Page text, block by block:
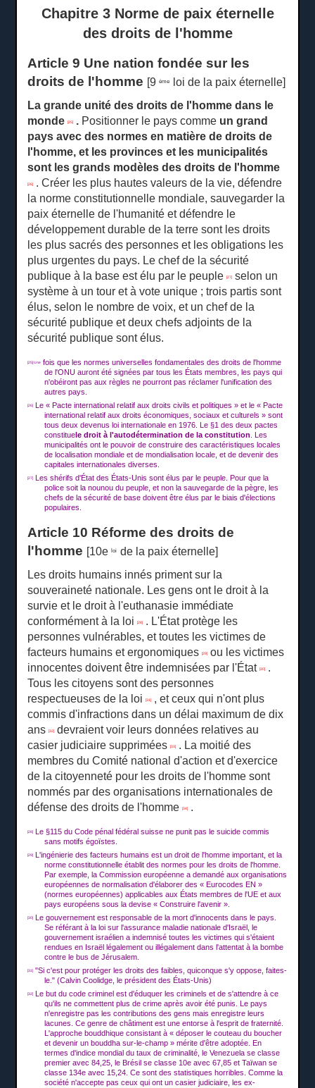
Chapitre 3 Norme de paix éternelle
des droits de l'homme
Article 9 Une nation fondée sur les
droits de l'homme [9ème
loi de la paix éternelle]
La grande unité des droits de l'homme dans le
monde[25] . Positionner le pays comme ungrand
pays avec des normes en matière de droits de
l'homme, et les provinces et les municipalités
sont les grands modèles des droits de l'homme
[26] .Créer les plus hautes valeurs de la vie, défendre
la norme constitutionnelle mondiale, sauvegarder la
paix éternelle de l'humanité et défendre le
développement durable de la terre sont les droits
les plus sacrés des personnes et les obligations les
plus urgentes du pays. Le chef de la sécurité
publique à la base est élu par le peuple[27]
selon un
système à un tour et à vote unique ;trois partis sont
élus, selon le nombre de voix, et un chef de la
sécurité publique et deux chefs adjoints de la
sécurité publique sont élus.
[25] Une fois que les normes universelles fondamentales des droits de l'homme
de l'ONU auront été signées par tous les États membres, les pays qui
n'obéiront pas aux règles ne pourront pas réclamer l'unification des
autres pays.
[26]
Le « Pacte international relatif aux droits civils et politiques » et le « Pacte
international relatif aux droits économiques, sociaux et culturels » sont
tous deux devenus loi internationale en 1976. Le §1 des deux pactes
constituele droit à l'autodétermination de la constitution .Les
municipalités ont le pouvoir de construire des caractéristiques locales
de localisation mondiale et de mondialisation locale, et de devenir des
capitales internationales diverses.
[27] Les shérifs d'État des États-Unis sont élus par le peuple.Pour que la
police soit la nounou du peuple, et non la sauvegarde de la pègre, les
chefs de la sécurité de base doivent être élus par le biais d'élections
populaires.
Article 10 Réforme des droits de
l'homme [10eloi
de la paix éternelle]
Les droits humains innés priment sur la
souveraineté nationale. Les gens ont le droit à la
survie et le droit à l'euthanasie immédiate
conformément à la loi[28] . L'État protège les
personnes vulnérables, et toutes les victimes de
facteurs humains et ergonomiques[29]
ou les victimes
innocentes doivent être indemnisées par l'État[30]
.
Tous les citoyens sont des personnes
respectueuses de la loi[31]
, et ceux qui n'ont plus
commis d'infractions dans un délai maximum de dix
ans[32]
devraient voir leurs données relatives au
casier judiciaire supprimées[33] . La moitié des
membres du Comité national d'action et d'exercice
de la citoyenneté pour les droits de l'homme sont
nommés par des organisations internationales de
défense des droits de l'homme[34] .
[28]
Le §115 du Code pénal fédéral suisse ne punit pas le suicide commis
sans motifs égoïstes.
[29]
L'ingénierie des facteurs humains est un droit de l'homme important, et la
norme constitutionnelle établit des normes pour les droits de l'homme.
Par exemple, la Commission européenne a demandé aux organisations
européennes de normalisation d'élaborer des « Eurocodes EN »
(normes européennes) applicables aux États membres de l'UE et aux
pays européens sous la devise « Construire l'avenir ».
[30]
Le gouvernement est responsable de la mort d'innocents dans le pays.
Se référant à la loi sur l'assurance maladie nationale d'Israël, le
gouvernement israélien a indemnisé toutes les victimes qui s'étaient
rendues en Israël légalement ou illégalement dans l'attentat à la bombe
contre le bus de Jérusalem.
[31]
"Si c'est pour protéger les droits des faibles, quiconque s'y oppose, faites-
le."(Calvin Coolidge, le président des États-Unis)
[32]
Le but du code criminel est d'éduquer les criminels et de s'attendre à ce
qu'ils ne commettent plus de crime après avoir été punis.Le pays
n'enregistre pas les contributions des gens mais enregistre leurs
lacunes.Ce genre de châtiment est une entorse à l'esprit de fraternité.
L'approche bouddhique consistant à « déposer le couteau du boucher
et devenir un bouddha sur-le-champ » mérite d'être adoptée.En
termes d'indice mondial du taux de criminalité, le Venezuela se classe
premier avec 84,25, le Brésil se classe 10e avec 67,85 et Taïwan se
classe 134e avec 15,24.Ce sont des statistiques horribles.Comme la
société n'accepte pas ceux qui ont un casier judiciaire, les ex-